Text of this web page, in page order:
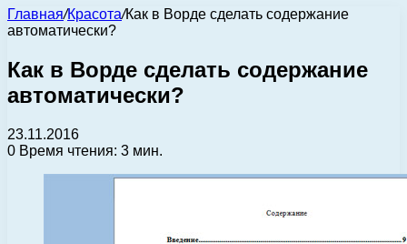
Главная/Красота/Как в Ворде сделать содержание
автоматически?
Как в Ворде сделать содержание
автоматически?
23.11.2016
0 Время чтения: 3 мин.